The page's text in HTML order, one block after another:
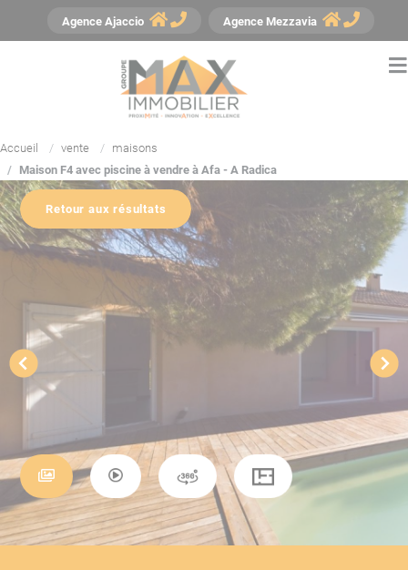
Agence Ajaccio Agence Mezzavia
Accueil vente
maisons
Maison F4 avec piscine à vendre à Afa - A Radica
YouTube est désactivé.
Retour aux résultats
Panneau de gestion des cookies